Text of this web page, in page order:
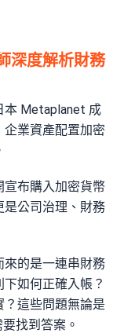
深度解析財務
本 Metaplanet 成
業資產配置加密
宣布購入加密貨幣
是公司治理、財務
來的是一連串財務
如何正確入帳？
這些問題無論是
找到答案。